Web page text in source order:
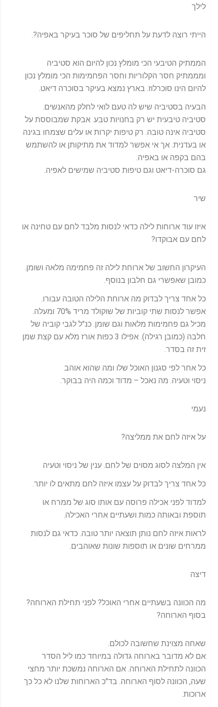
לילך
הייתי רוצה לדעת על תחליפים של סוכר בעיקר באפיה?.
הממתיק הטיבעי הכי מומלץ נכון להיום הוא סטיביה
ומממתיק חסר הקלוריות וחסר הפחמימות הכי מומלץ נכון
להיום הינו סוכרלוז. בארץ נמצא בעיקר בסוכרה דיאט.
הבעיה בסטיביה שיש לה טעם לואי לחלק מהאנשים.
סטיביה טיבעית יש רק בחנויות טבע. אבקת שמבוססת על
סטיביה אינה טובה. רק טיפות יקרות או עלים שצמחו בגינה
או בעדנית. אך אי אפשר למדוד את מתיקותן או להשתמש
בהם בקפה או באפיה.
גם סוכרה-דיאט וגם טיפות סטיביה שמישים לאפיה.
שיר
איזו עוד ארוחות לילה כדאי לנסות מלבד לחם עם טחינה או
לחם עם אבוקדו?
העיקרון החשוב של ארוחת לילה זה פחמימה מלאה ושומן.
כמובן שאפשרי גם חלבון בנוסף.
כל אחד צריך לבדוק מה ארוחת הלילה הטובה עבורו.
אפשר לנסות שתי קוביות של שוקולד מריד 70% ומעלה.
מכיל גם פחמימות מלאות וגם שומן. כנ"ל לגבי קוביה של
חלבה (כמובן רגילה). אפילו 3 כפות אורז מלא עם קצת שמן
זית זה בסדר.
כל אחר לפי סגנון האוכל שלו ומה שהוא אוהב
ניסוי וטעיה. מה נאכל – מדוד וכמה היה בבוקר.
נעמי
על איזה לחם את ממליצה?
אין המלצה לסוג מסוים של לחם. ענין של ניסוי וטעיה
כל אחד צריך לבדוק על עצמו איזה לחם מתאים לו יותר.
למדוד לפני אכילה פרוסה עם אותו סוג של ממרח או
תוספת ובאותה כמות ושעתיים אחרי האכילה.
לראות איזה לחם נותן תוצאה יותר טובה. כדאי גם לנסות
ממרחים שונים או תוספות שונות שאוהבים.
דיצה
מה הכוונה בשעתיים אחרי האוכל? לפני תחילת הארוחה?
בסוף הארוחה?
שאחה מצוינת שחשובה לכולם.
אם לא מדובר בארוחה גדולה במיוחד כמו ליל הסדר
הכוונה לתחילת הארוחה. אם הארוחה נמשכת יותר מחצי
שעה, הכוונה לסוף הארוחה. בד"כ הארוחות שלנו לא כל כך
ארוכות.